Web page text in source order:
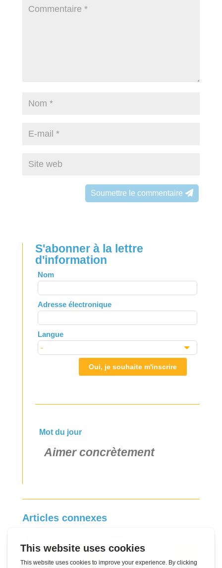
Soumettre le commentaire
S'abonner à la lettre
d'information
Leave
this
field
blank
Nom
Adresse électronique
Langue
Oui, je souhaite m'inscrire
Mot du jour
Aimer concrètement
Articles connexes